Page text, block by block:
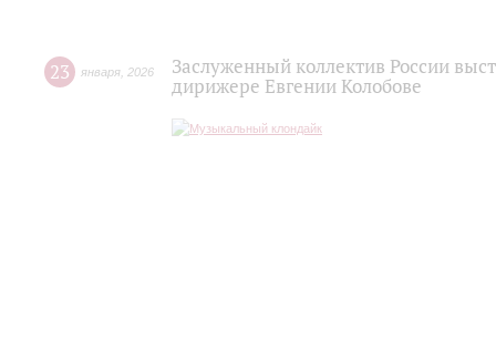
23 января 2026
Заслуженный коллектив России
дирижере Евгении Колобове